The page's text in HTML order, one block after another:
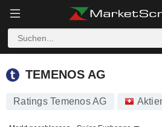
TEMENOS AG
TEMENOS AG
Ratings Temenos AG